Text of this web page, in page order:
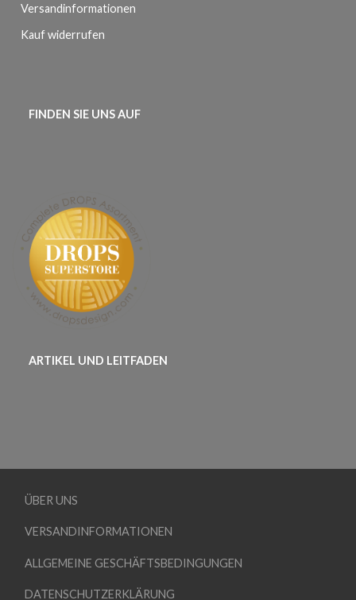
Versandinformationen
Kauf widerrufen
FINDEN SIE UNS AUF
ARTIKEL UND LEITFADEN
ÜBER UNS
VERSANDINFORMATIONEN
ALLGEMEINE GESCHÄFTSBEDINGUNGEN
DATENSCHUTZERKLÄRUNG